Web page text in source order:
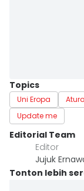
Topics
Uni Eropa
Update me
Editorial Team
Editor
Jujuk
Tonton lebih